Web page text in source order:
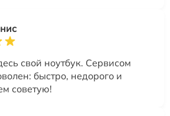
свой ноутбук. Сервисом
быстро, недорого и
советую!